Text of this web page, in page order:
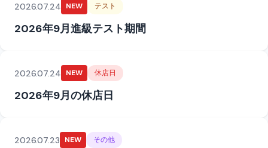
2026.07.24 NEW テスト
2026年9月進級テスト期間
2026.07.24 NEW 休店日
2026年9月の休店日
2026.07.23 NEW その他